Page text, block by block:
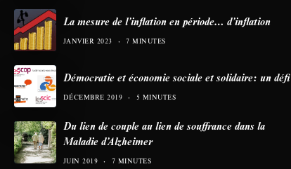
La mesure de l’inflation en période… d’inflation
JANVIER 2023 7 MINUTES
Démocratie et économie sociale et solidaire: un défi
DÉCEMBRE 2019 5 MINUTES
Du lien de couple au lien de souffrance dans la
Maladie d’Alzheimer
JUIN 2019 7 MINUTES